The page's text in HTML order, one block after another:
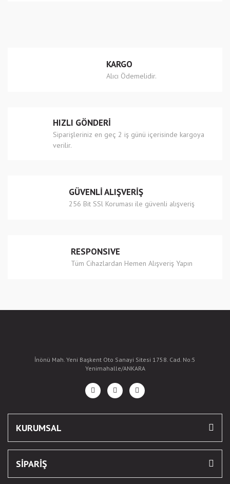
Ürün açıklamasında eksik bilgiler bulunuyor.
Bu ürüne benzer farklı alternatifler olmalı.
Gönder
KARGO
Alıcı Ödemelidir.
HIZLI GÖNDERİ
Siparişleriniz en geç 2 iş günü içerisinde kargoya
verilir.
GÜVENLİ ALIŞVERİŞ
256 Bit SSl Koruması ile güvenli alışveriş
RESPONSIVE
Tüm Cihazlardan Hemen Alışveriş Yapın
İnönü Mah. Yeni Başkent Oto Sanayi Sitesi 1758. Cad. No:5
Yenimahalle/ANKARA
KURUMSAL
SİPARİŞ